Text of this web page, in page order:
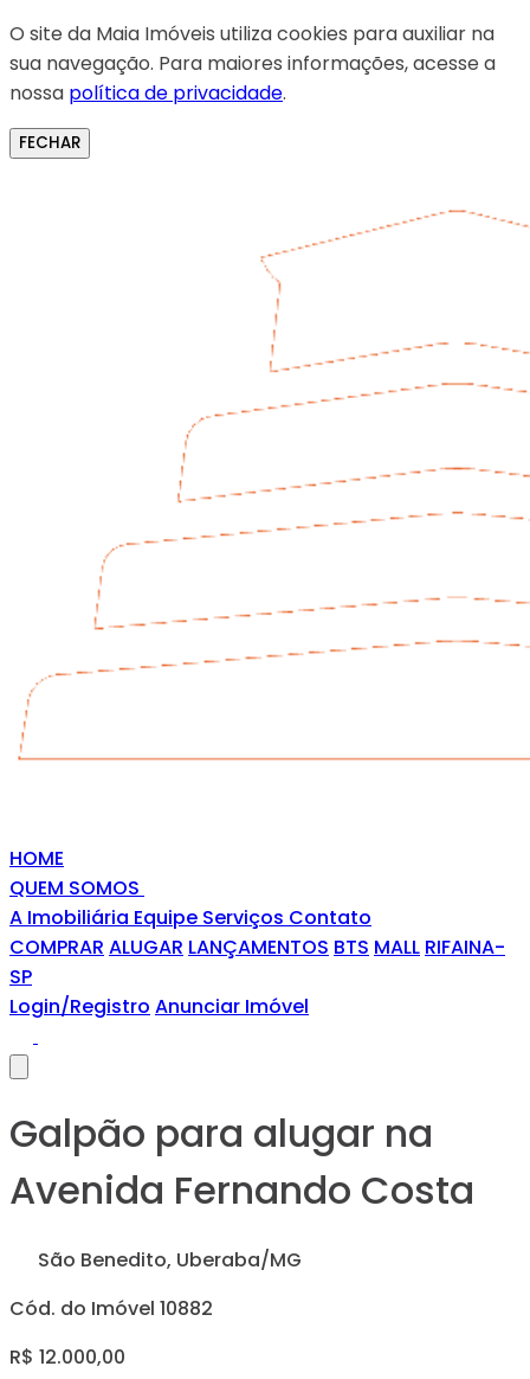
O site da Maia Imóveis utiliza cookies para auxiliar na
sua navegação. Para maiores informações, acesse a
nossa política de privacidade.
FECHAR
HOME
QUEM SOMOS
A Imobiliária Equipe Serviços Contato
COMPRAR ALUGAR LANÇAMENTOS BTS MALL RIFAINA-
SP
Login/Registro Anunciar Imóvel
Galpão para alugar na
Avenida Fernando Costa
São Benedito, Uberaba/MG
Cód. do Imóvel 10882
R$ 12.000,00